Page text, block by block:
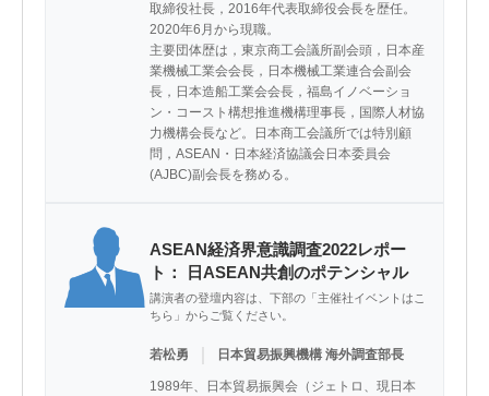
取締役社長，2016年代表取締役会長を歴任。
2020年6月から現職。
主要団体歴は，東京商工会議所副会頭，日本産
業機械工業会会長，日本機械工業連合会副会
長，日本造船工業会会長，福島イノベーショ
ン・コースト構想推進機構理事長，国際人材協
力機構会長など。日本商工会議所では特別顧
問，ASEAN・日本経済協議会日本委員会
(AJBC)副会長を務める。
ASEAN経済界意識調査2022レポー
ト： 日ASEAN共創のポテンシャル
講演者の登壇内容は、下部の「主催社イベントはこ
ちら」からご覧ください。
若松勇 日本貿易振興機構 海外調査部長
1989年、日本貿易振興会（ジェトロ、現日本